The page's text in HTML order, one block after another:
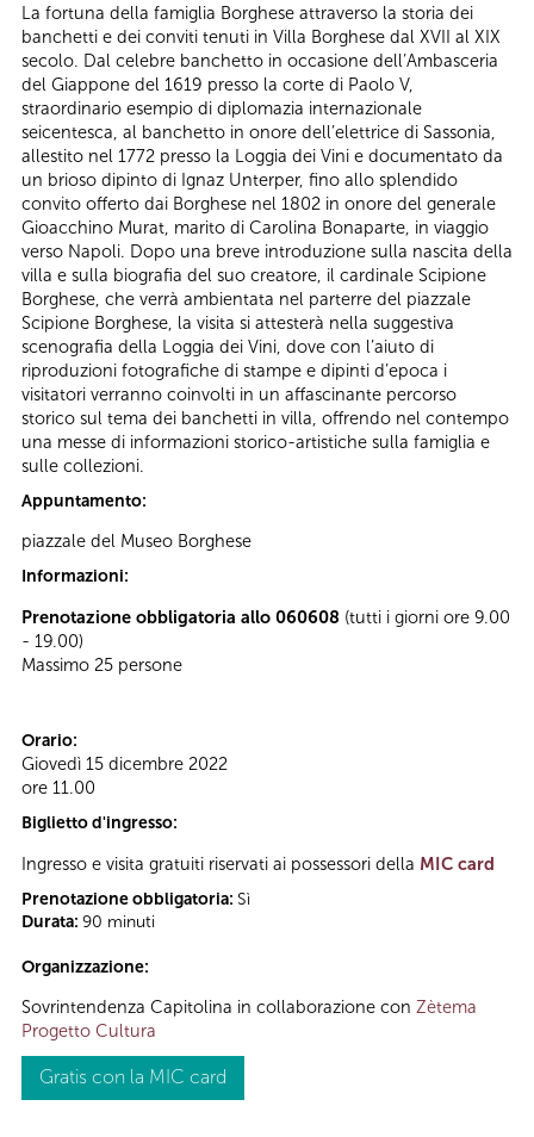
La fortuna della famiglia Borghese attraverso la storia dei
banchetti e dei conviti tenuti in Villa Borghese dal XVII al XIX
secolo. Dal celebre banchetto in occasione dell’Ambasceria
del Giappone del 1619 presso la corte di Paolo V,
straordinario esempio di diplomazia internazionale
seicentesca, al banchetto in onore dell’elettrice di Sassonia,
allestito nel 1772 presso la Loggia dei Vini e documentato da
un brioso dipinto di Ignaz Unterper, fino allo splendido
convito offerto dai Borghese nel 1802 in onore del generale
Gioacchino Murat, marito di Carolina Bonaparte, in viaggio
verso Napoli. Dopo una breve introduzione sulla nascita della
villa e sulla biografia del suo creatore, il cardinale Scipione
Borghese, che verrà ambientata nel parterre del piazzale
Scipione Borghese, la visita si attesterà nella suggestiva
scenografia della Loggia dei Vini, dove con l’aiuto di
riproduzioni fotografiche di stampe e dipinti d’epoca i
visitatori verranno coinvolti in un affascinante percorso
storico sul tema dei banchetti in villa, offrendo nel contempo
una messe di informazioni storico-artistiche sulla famiglia e
sulle collezioni.
Appuntamento:
piazzale del Museo Borghese
Informazioni:
Prenotazione obbligatoria allo 060608 (tutti i giorni ore 9.00
- 19.00)
Massimo 25 persone
Orario:
Giovedì 15 dicembre 2022
ore 11.00
Biglietto d'ingresso:
Ingresso e visita gratuiti riservati ai possessori della MIC card
Prenotazione obbligatoria: Sì
Durata: 90 minuti
Organizzazione:
Sovrintendenza Capitolina in collaborazione con Zètema
Progetto Cultura
Gratis con la MIC card